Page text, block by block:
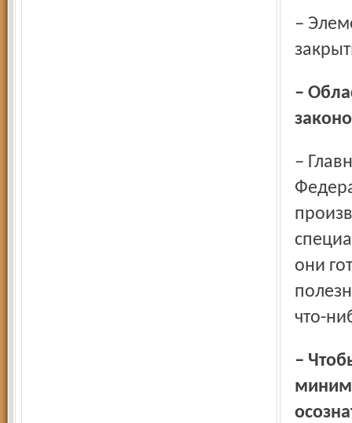
– Элементарно. Принять закон Ярославской области – и
– Областной закон может противоречить федеральному
– Главное – создать прецедент и обратить внимание
они
что-
– Чтобы это происходило, молодой человек как